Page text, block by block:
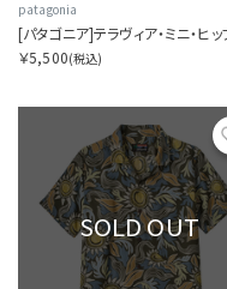
patagonia
￥5,500(税込)
SOLD OUT